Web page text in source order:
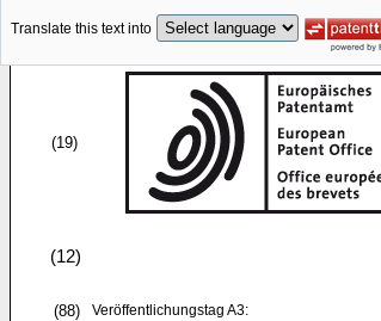
Translate this text into
(19)
(12)
(88)
Veröffentlichungstag A3: